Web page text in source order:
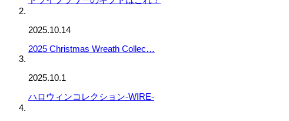
2025.10.14
2025 Christmas Wreath Collec…
2025.10.1
ハロウィンコレクション-WIRE-